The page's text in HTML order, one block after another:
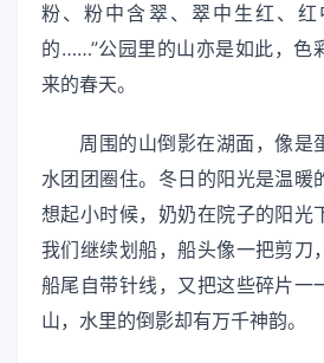
粉、粉中含翠、翠中生红、
的……”公园里的山亦是如此，色
来的春天。
周围的山倒影在湖面，像是
水团团圈住。冬日的阳光是温暖
想起小时候，奶奶在院子的阳光
我们继续划船，船头像一把剪刀
船尾自带针线，又把这些碎片一
山，水里的倒影却有万千神韵。